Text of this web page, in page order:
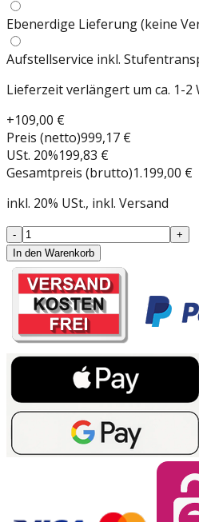
Ebenerdige Lieferung (keine
Aufstellservice inkl.
Lieferzeit verlängert um ca. 1-2
+109,00 €
Preis (netto)999,17 €
USt. 20%199,83 €
Gesamtpreis (brutto)1.199,00 €
inkl. 20% USt., inkl. Versand
-
+
In den Warenkorb